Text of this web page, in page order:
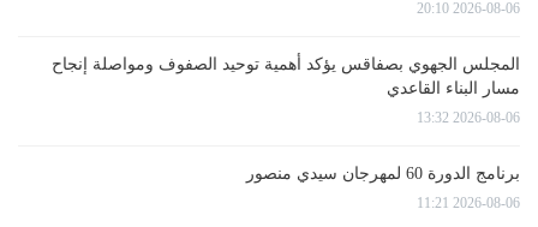
2026-08-06 20:10
المجلس الجهوي بصفاقس يؤكد أهمية توحيد الصفوف ومواصلة إنجاح
مسار البناء القاعدي
2026-08-06 13:32
برنامج الدورة 60 لمهرجان سيدي منصور
2026-08-06 11:21